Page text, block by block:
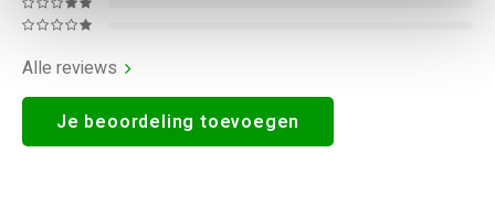
Alle reviews
Je beoordeling toevoegen